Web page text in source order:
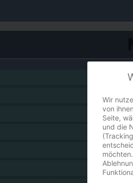
Wir
von
Seite,
und die